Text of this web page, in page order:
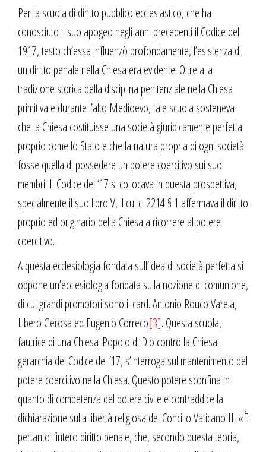
Per la scuola di diritto pubblico ecclesiastico, che ha
conosciuto il suo apogeo negli anni precedenti il Codice del
1917, testo ch’essa influenzò profondamente, l’esistenza di
un diritto penale nella Chiesa era evidente. Oltre alla
tradizione storica della disciplina penitenziale nella Chiesa
primitiva e durante l’alto Medioevo, tale scuola sosteneva
che la Chiesa costituisse una società giuridicamente perfetta
proprio come lo Stato e che la natura propria di ogni società
fosse quella di possedere un potere coercitivo sui suoi
membri. Il Codice del ‘17 si collocava in questa prospettiva,
specialmente il suo libro V, il cui c. 2214 § 1 affermava il diritto
proprio ed originario della Chiesa a ricorrere al potere
coercitivo.
A questa ecclesiologia fondata sull’idea di società perfetta si
oppone un’ecclesiologia fondata sulla nozione di comunione,
di cui grandi promotori sono il card. Antonio Rouco Varela,
Libero Gerosa ed Eugenio Correco[3]. Questa scuola,
fautrice di una Chiesa-Popolo di Dio contro la Chiesa-
gerarchia del Codice del ’17, s’interroga sul mantenimento del
potere coercitivo nella Chiesa. Questo potere sconfina in
quanto di competenza del potere civile e contraddice la
dichiarazione sulla libertà religiosa del Concilio Vaticano II. «È
pertanto l’intero diritto penale, che, secondo questa teoria,